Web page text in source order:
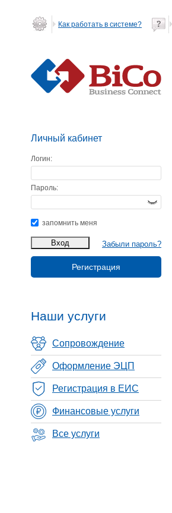
Как работать в системе?
Личный кабинет
Логин:
Пароль:
запомнить меня
Забыли пароль?
Регистрация
Наши услуги
Сопровождение
Оформление ЭЦП
Регистрация в ЕИС
Финансовые услуги
Все услуги